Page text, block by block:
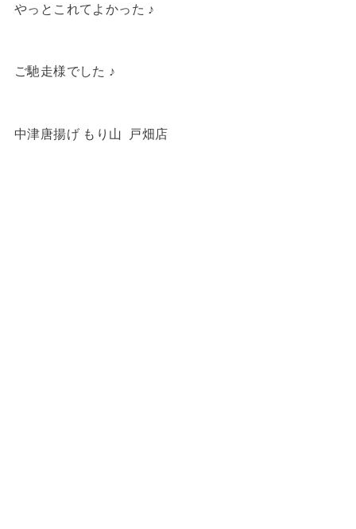
やっとこれてよかった ♪
ご馳走様でした ♪
中津唐揚げ もり山 戸畑店